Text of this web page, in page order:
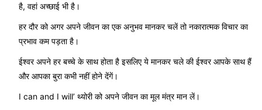
है, वहां अच्छाई भी है।
हर दौर को अगर अपने जीवन का एक अनुभव मानकर चलें तो नकारात्मक विचार का
प्रभाव कम पड़ता है।
ईश्वर अपने हर बच्चे के साथ होता है इसलिए ये मानकर चले की ईश्वर आपके साथ हैं
और आपका बुरा कभी नहीं होने देंगें।
I can and I will’ थ्योरी को अपने जीवन का मूल मंत्र मान लें।